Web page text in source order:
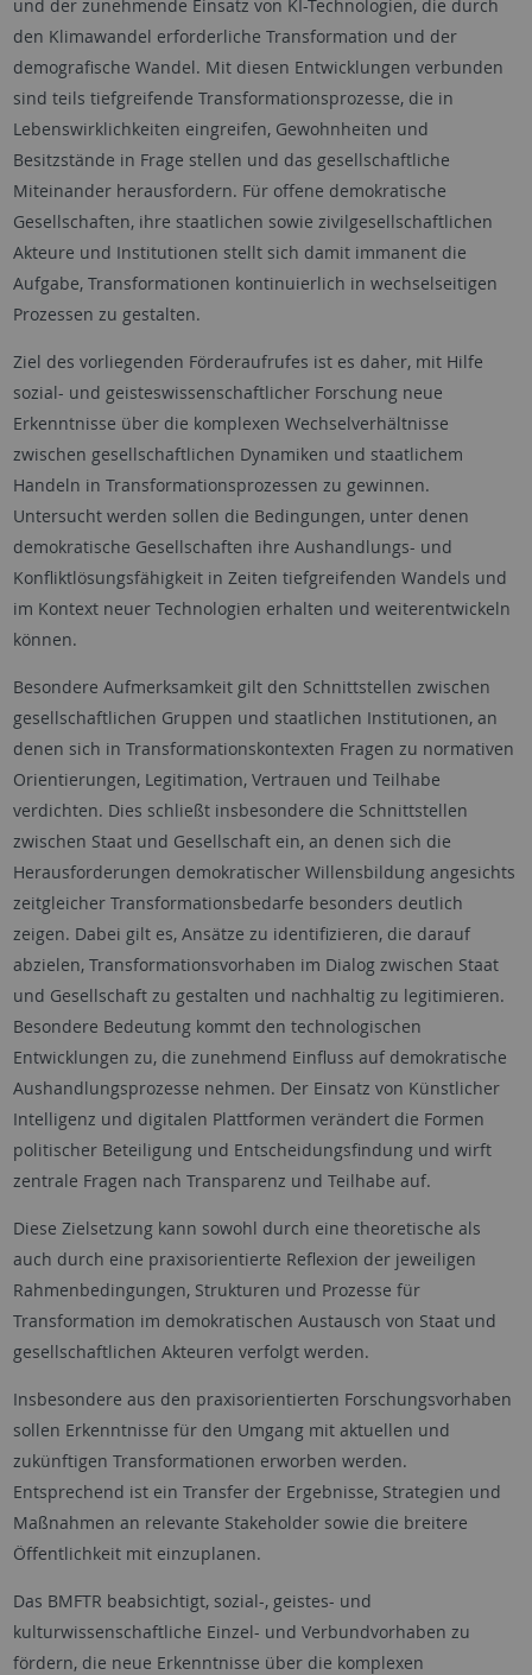
und der zunehmende Einsatz von KI-Technologien, die durch
den Klimawandel erforderliche Transformation und der
demografische Wandel. Mit diesen Entwicklungen verbunden
sind teils tiefgreifende Transformationsprozesse, die in
Lebenswirklichkeiten eingreifen, Gewohnheiten und
Besitzstände in Frage stellen und das gesellschaftliche
Miteinander herausfordern. Für offene demokratische
Gesellschaften, ihre staatlichen sowie zivilgesellschaftlichen
Akteure und Institutionen stellt sich damit immanent die
Aufgabe, Transformationen kontinuierlich in wechselseitigen
Prozessen zu gestalten.
Ziel des vorliegenden Förderaufrufes ist es daher, mit Hilfe
sozial- und geisteswissenschaftlicher Forschung neue
Erkenntnisse über die komplexen Wechselverhältnisse
zwischen gesellschaftlichen Dynamiken und staatlichem
Handeln in Transformationsprozessen zu gewinnen.
Untersucht werden sollen die Bedingungen, unter denen
demokratische Gesellschaften ihre Aushandlungs- und
Konfliktlösungsfähigkeit in Zeiten tiefgreifenden Wandels und
im Kontext neuer Technologien erhalten und weiterentwickeln
können.
Besondere Aufmerksamkeit gilt den Schnittstellen zwischen
gesellschaftlichen Gruppen und staatlichen Institutionen, an
denen sich in Transformationskontexten Fragen zu normativen
Orientierungen, Legitimation, Vertrauen und Teilhabe
verdichten. Dies schließt insbesondere die Schnittstellen
zwischen Staat und Gesellschaft ein, an denen sich die
Herausforderungen demokratischer Willensbildung angesichts
zeitgleicher Transformationsbedarfe besonders deutlich
zeigen. Dabei gilt es, Ansätze zu identifizieren, die darauf
abzielen, Transformationsvorhaben im Dialog zwischen Staat
und Gesellschaft zu gestalten und nachhaltig zu legitimieren.
Besondere Bedeutung kommt den technologischen
Entwicklungen zu, die zunehmend Einfluss auf demokratische
Aushandlungsprozesse nehmen. Der Einsatz von Künstlicher
Intelligenz und digitalen Plattformen verändert die Formen
politischer Beteiligung und Entscheidungsfindung und wirft
zentrale Fragen nach Transparenz und Teilhabe auf.
Diese Zielsetzung kann sowohl durch eine theoretische als
auch durch eine praxisorientierte Reflexion der jeweiligen
Rahmenbedingungen, Strukturen und Prozesse für
Transformation im demokratischen Austausch von Staat und
gesellschaftlichen Akteuren verfolgt werden.
Insbesondere aus den praxisorientierten Forschungsvorhaben
sollen Erkenntnisse für den Umgang mit aktuellen und
zukünftigen Transformationen erworben werden.
Entsprechend ist ein Transfer der Ergebnisse, Strategien und
Maßnahmen an relevante Stakeholder sowie die breitere
Öffentlichkeit mit einzuplanen.
Das BMFTR beabsichtigt, sozial-, geistes- und
kulturwissenschaftliche Einzel- und Verbundvorhaben zu
fördern, die neue Erkenntnisse über die komplexen